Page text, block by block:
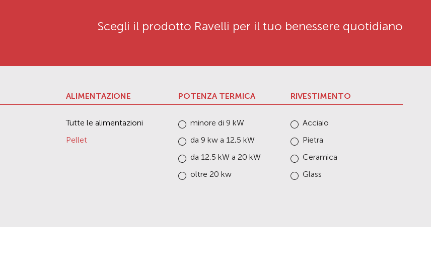
Scegli il prodotto Ravelli per il tuo benessere quotidiano
ALIMENTAZIONE
Tutte le alimentazioni
Pellet
POTENZA TERMICA
minore di 9 kW
da 9 kw a 12,5 kW
da 12,5 kW a 20 kW
oltre 20 kw
RIVESTIMENTO
Acciaio
Pietra
Ceramica
Glass